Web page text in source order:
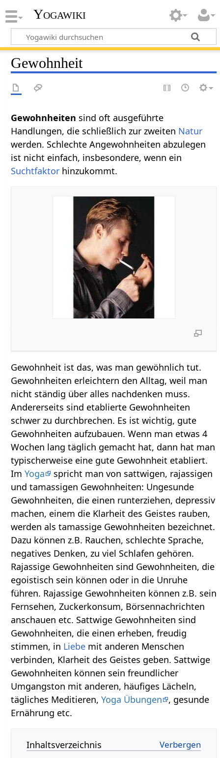
Yogawiki
Gewohnheit
Gewohnheiten sind oft ausgeführte
Handlungen, die schließlich zur zweiten Natur
werden. Schlechte Angewohnheiten abzulegen
ist nicht einfach, insbesondere, wenn ein
Suchtfaktor hinzukommt.
Gewohnheit ist das, was man gewöhnlich tut.
Gewohnheiten erleichtern den Alltag, weil man
nicht ständig über alles nachdenken muss.
Andererseits sind etablierte Gewohnheiten
schwer zu durchbrechen. Es ist wichtig, gute
Gewohnheiten aufzubauen. Wenn man etwas 4
Wochen lang täglich gemacht hat, dann hat man
typischerweise eine gute Gewohnheit etabliert.
ImYoga
spricht man von sattwigen, rajassigen
und tamassigen Gewohnheiten: Ungesunde
Gewohnheiten, die einen runterziehen, depressiv
machen, einem die Klarheit des Geistes rauben,
werden als tamassige Gewohnheiten bezeichnet.
Dazu können z.B. Rauchen, schlechte Sprache,
negatives Denken, zu viel Schlafen gehören.
Rajassige Gewohnheiten sind Gewohnheiten, die
egoistisch sein können oder in die Unruhe
führen. Rajassige Gewohnheiten können z.B. sein
Fernsehen, Zuckerkonsum, Börsennachrichten
anschauen etc. Sattwige Gewohnheiten sind
Gewohnheiten, die einen erheben, freudig
stimmen, in Liebe mit anderen Menschen
verbinden, Klarheit des Geistes geben. Sattwige
Gewohnheiten können sein freundlicher
Umgangston mit anderen, häufiges Lächeln,
tägliches Meditieren,Yoga Übungen
, gesunde
Ernährung etc.
Inhaltsverzeichnis